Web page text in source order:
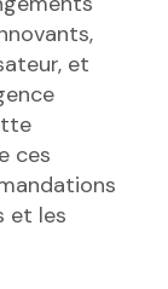
et
ces
et les